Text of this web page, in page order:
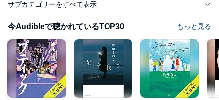
サブカテゴリーをすべて表示
今Audibleで聴かれているTOP30 もっと見る